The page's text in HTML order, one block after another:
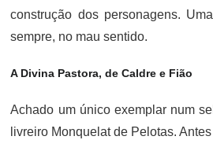
construção dos personagens.
sempre, no mau sentido.
A Divina Pastora, de Caldre e Fião
Achado um único exemplar num
livreiro Monquelat de Pelotas.